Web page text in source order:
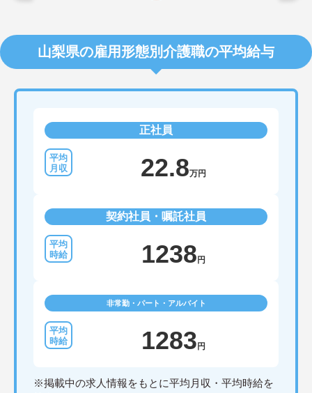
山梨県の雇用形態別介護職の平均給与
正社員
22.8万円
契約社員・嘱託社員
1238 円
非常勤・パート・アルバイト
1283 円
※掲載中の求人情報をもとに平均月収・平均時給を